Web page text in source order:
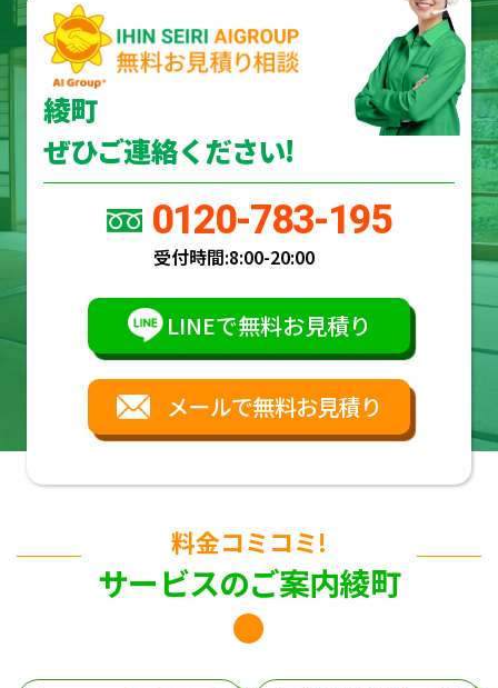
綾町
ぜひご連絡ください!
0120-783-195
受付時間:8:00-20:00
LINEで無料お見積り
メールで無料お見積り
料金コミコミ!
サービスのご案内綾町